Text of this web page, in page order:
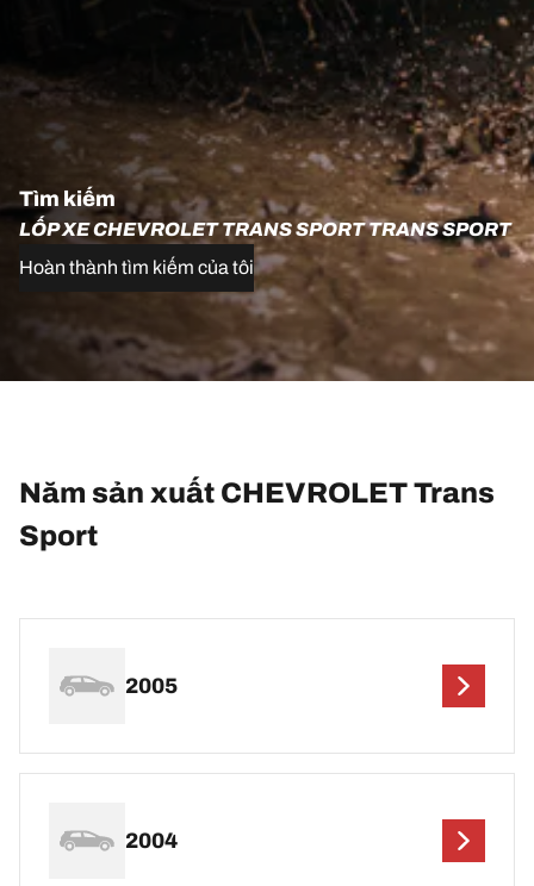
Tìm kiếm
LỐP XE CHEVROLET TRANS SPORT TRANS SPORT
Hoàn thành tìm kiếm của tôi
Năm sản xuất CHEVROLET Trans
Sport
2005
2004